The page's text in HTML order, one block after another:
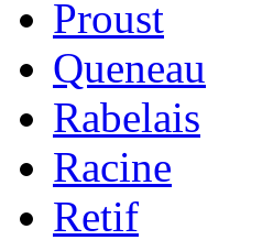
Proust
Queneau
Rabelais
Racine
Retif